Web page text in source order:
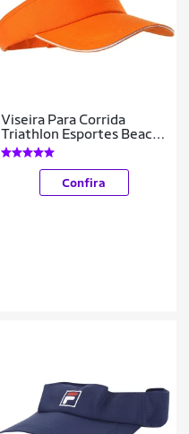
Viseira Para Corrida
Triathlon Esportes Beach
Tennis Laranja
Confira